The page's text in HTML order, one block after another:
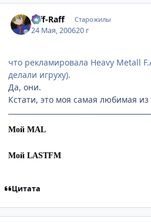
Riff-Raff Старожилы
24 Мая, 200620 г
что рекламировала Heavy Metall
делали игруху).
Да, они.
Кстати, это моя самая любимая
Мой MAL
Мой LASTFM
Цитата